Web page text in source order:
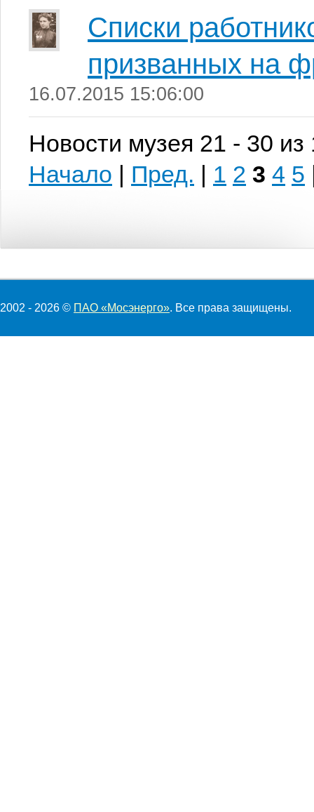
Списки
призванных на
16.07.2015 15:06:00
Новости музея 21 - 30 из
Начало | Пред. | 1 2 3 4 5
2002 - 2026 © ПАО «Мосэнерго». Все права защищены.